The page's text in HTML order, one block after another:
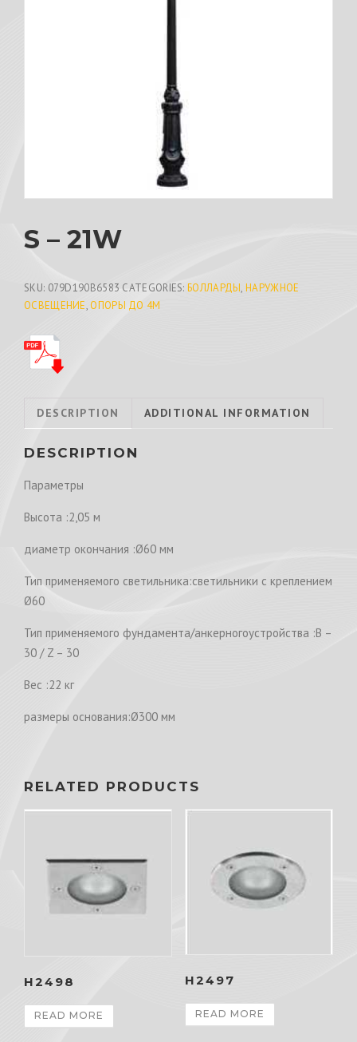
S – 21W
SKU: 079D190B6583 CATEGORIES:БОЛЛАРДЫ,НАРУЖНОЕ
ОСВЕЩЕНИЕ,ОПОРЫ ДО 4М
DESCRIPTION ADDITIONAL INFORMATION
DESCRIPTION
Параметры
Высота :2,05 м
диаметр окончания :Ø60 мм
Тип применяемого светильника:светильники с креплением
Ø60
Тип применяемого фундамента/анкерногоустройства :B –
30 / Z – 30
Вес :22 кг
размеры основания:Ø300 мм
RELATED PRODUCTS
H2498
READ MORE
H2497
READ MORE